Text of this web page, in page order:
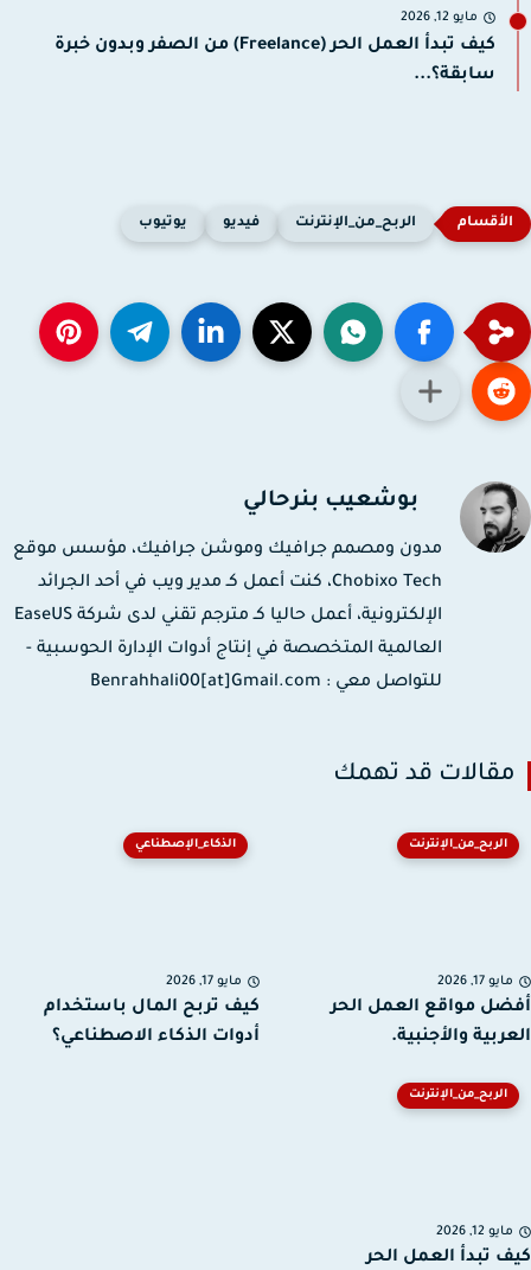
مايو 12, 2026
كيف تبدأ العمل الحر (Freelance) من الصفر وبدون خبرة
سابقة؟...
الربح_من_الإنترنت فيديو يوتيوب
بوشعيب بنرحالي
مدون ومصمم جرافيك وموشن جرافيك، مؤسس موقع
Chobixo Tech، كنت أعمل كـ مدير ويب في أحد الجرائد
الإلكترونية، أعمل حاليا كـ مترجم تقني لدى شركة EaseUS
العالمية المتخصصة في إنتاج أدوات الإدارة الحوسبية -
للتواصل معي : Benrahhali00[at]Gmail.com
قد تهمك
الربح_من_الإنترنت
17, 2026
مواقع العمل الحر
والأجنبية.
الذكاء_الإصطناعي
مايو 17, 2026
كيف تربح المال باستخدام
أدوات الذكاء الاصطناعي؟
الربح_من_الإنترنت
12, 2026
تبدأ العمل الحر